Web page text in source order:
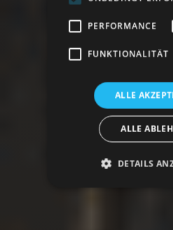
PERFORMANCE
FUNKTIONALITÄT
ALLE
ALLE
DETAILS